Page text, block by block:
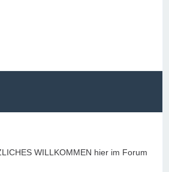
WILLKOMMEN hier im Forum